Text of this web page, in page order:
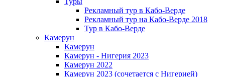
Рекламный тур в Кабо-Верде
Рекламный тур на Кабо-Верде 2018
Тур в Кабо-Верде
Камерун
Камерун
Камерун - Нигерия 2023
Камерун 2022
Камерун 2023 (сочетается с Нигерией)